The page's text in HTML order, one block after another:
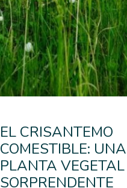
EL CRISANTEMO
COMESTIBLE: UNA
PLANTA VEGETAL
SORPRENDENTE